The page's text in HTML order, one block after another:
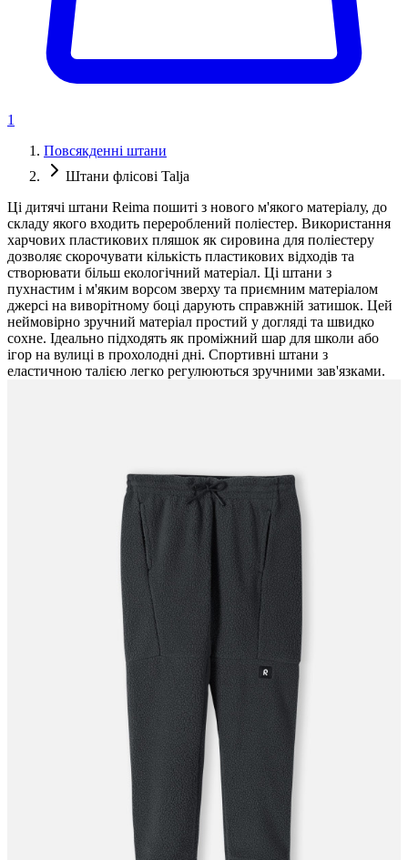
1
Повсякденні штани
Штани флісові Talja
Ці дитячі штани Reima пошиті з нового м'якого матеріалу, до
складу якого входить перероблений поліестер. Використання
харчових пластикових пляшок як сировина для поліестеру
дозволяє скорочувати кількість пластикових відходів та
створювати більш екологічний матеріал. Ці штани з
пухнастим і м'яким ворсом зверху та приємним матеріалом
джерсі на виворітному боці дарують справжній затишок. Цей
неймовірно зручний матеріал простий у догляді та швидко
сохне. Ідеально підходять як проміжний шар для школи або
ігор на вулиці в прохолодні дні. Спортивні штани з
еластичною талією легко регулюються зручними зав'язками.